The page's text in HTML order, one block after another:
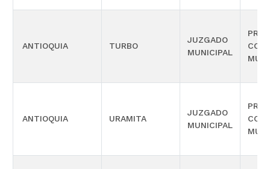
ANTIOQUIA TURBO
JUZGADO
MUNICIPAL
ANTIOQUIA URAMITA
JUZGADO
MUNICIPAL